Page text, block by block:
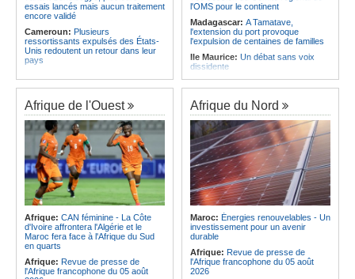
essais lancés mais aucun traitement
encore validé
Cameroun: Plusieurs
ressortissants expulsés des États-
Unis redoutent un retour dans leur
pays
Cameroun:Une campagne de
sensibilisation menée dans les
aéroports contre le trafic d'espèces
protégées
Congo-Kinshasa:« L'épidémie
d'Ebola ne montre aucun signe de
ralentissement »
Centrafrique:Reprise des
audiences criminelles après
plusieurs mois de retard
Congo-Kinshasa:Où en est le
projet d'échange de prisonniers
entre Kinshasa et l'AFC/M23?
Centrafrique:Incident au pays -
Les FACA récupèrent des armes
l'OMS pour le continent
Madagascar: A Tamatave,
l'extension du port provoque
l'expulsion de centaines de familles
Ile Maurice: Un débat sans voix
dissidente
Ile Maurice:Révision des frais de la
FSC - La crainte d'un coup de froid
sur la compétitivité
Ile Maurice:Fayzal Ally Beegun
dénonce des interpellations «sans
dignité»
Ile Maurice:Migration - Le pays
face au défi de la main-d'oeuvre de
demain
Ile Maurice:Plus d'émissions,
moins d'eau, toujours accro aux
fossiles - Le bilan climatique dans le
rouge
Ile Maurice:Le pays et l'Arabie
saoudite renforcent leur coopération
Afrique de l'Ouest
Afrique: CAN féminine - La Côte
d'Ivoire affrontera l'Algérie et le
Maroc fera face à l'Afrique du Sud
en quarts
Afrique: Revue de presse de
l'Afrique francophone du 05 août
Afrique du Nord
Maroc: Énergies renouvelables - Un
investissement pour un avenir
durable
Afrique: Revue de presse de
l'Afrique francophone du 05 août
2026